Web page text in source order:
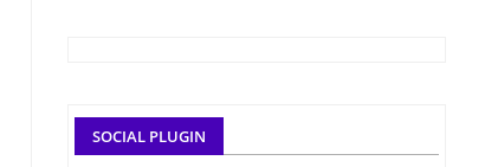
SOCIAL PLUGIN